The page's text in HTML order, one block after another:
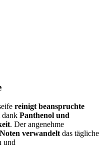
reinigt beanspruchte
dank Panthenol und
. Der angenehme
verwandelt das tägliche
und